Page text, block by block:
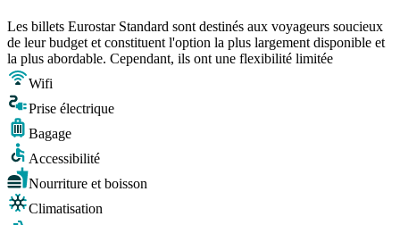
Les billets Eurostar Standard sont destinés aux voyageurs soucieux
de leur budget et constituent l'option la plus largement disponible et
la plus abordable. Cependant, ils ont une flexibilité limitée
Wifi
Prise électrique
Bagage
Accessibilité
Nourriture et boisson
Climatisation